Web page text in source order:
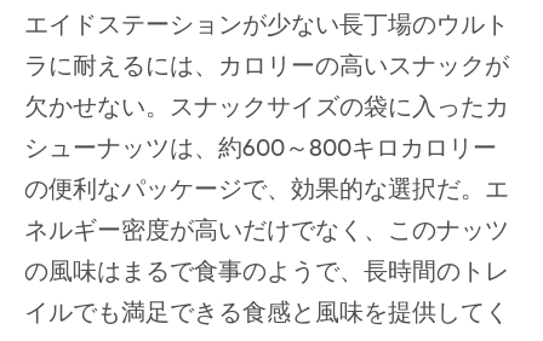
エイドステーションが少ない長丁場のウルト
ラに耐えるには、カロリーの高いスナックが
欠かせない。スナックサイズの袋に入ったカ
シューナッツは、約600～800キロカロリー
の便利なパッケージで、効果的な選択だ。エ
ネルギー密度が高いだけでなく、このナッツ
の風味はまるで食事のようで、長時間のトレ
イルでも満足できる食感と風味を提供してく